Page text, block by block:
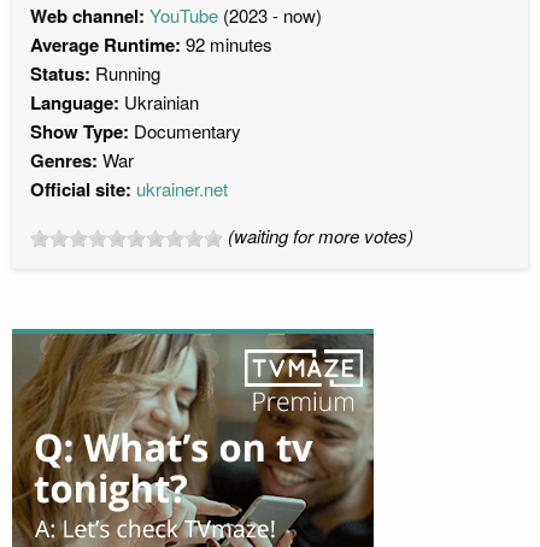
Web channel: YouTube (2023 - now)
Average Runtime: 92 minutes
Status: Running
Language: Ukrainian
Show Type: Documentary
Genres: War
Official site: ukrainer.net
(waiting for more votes)